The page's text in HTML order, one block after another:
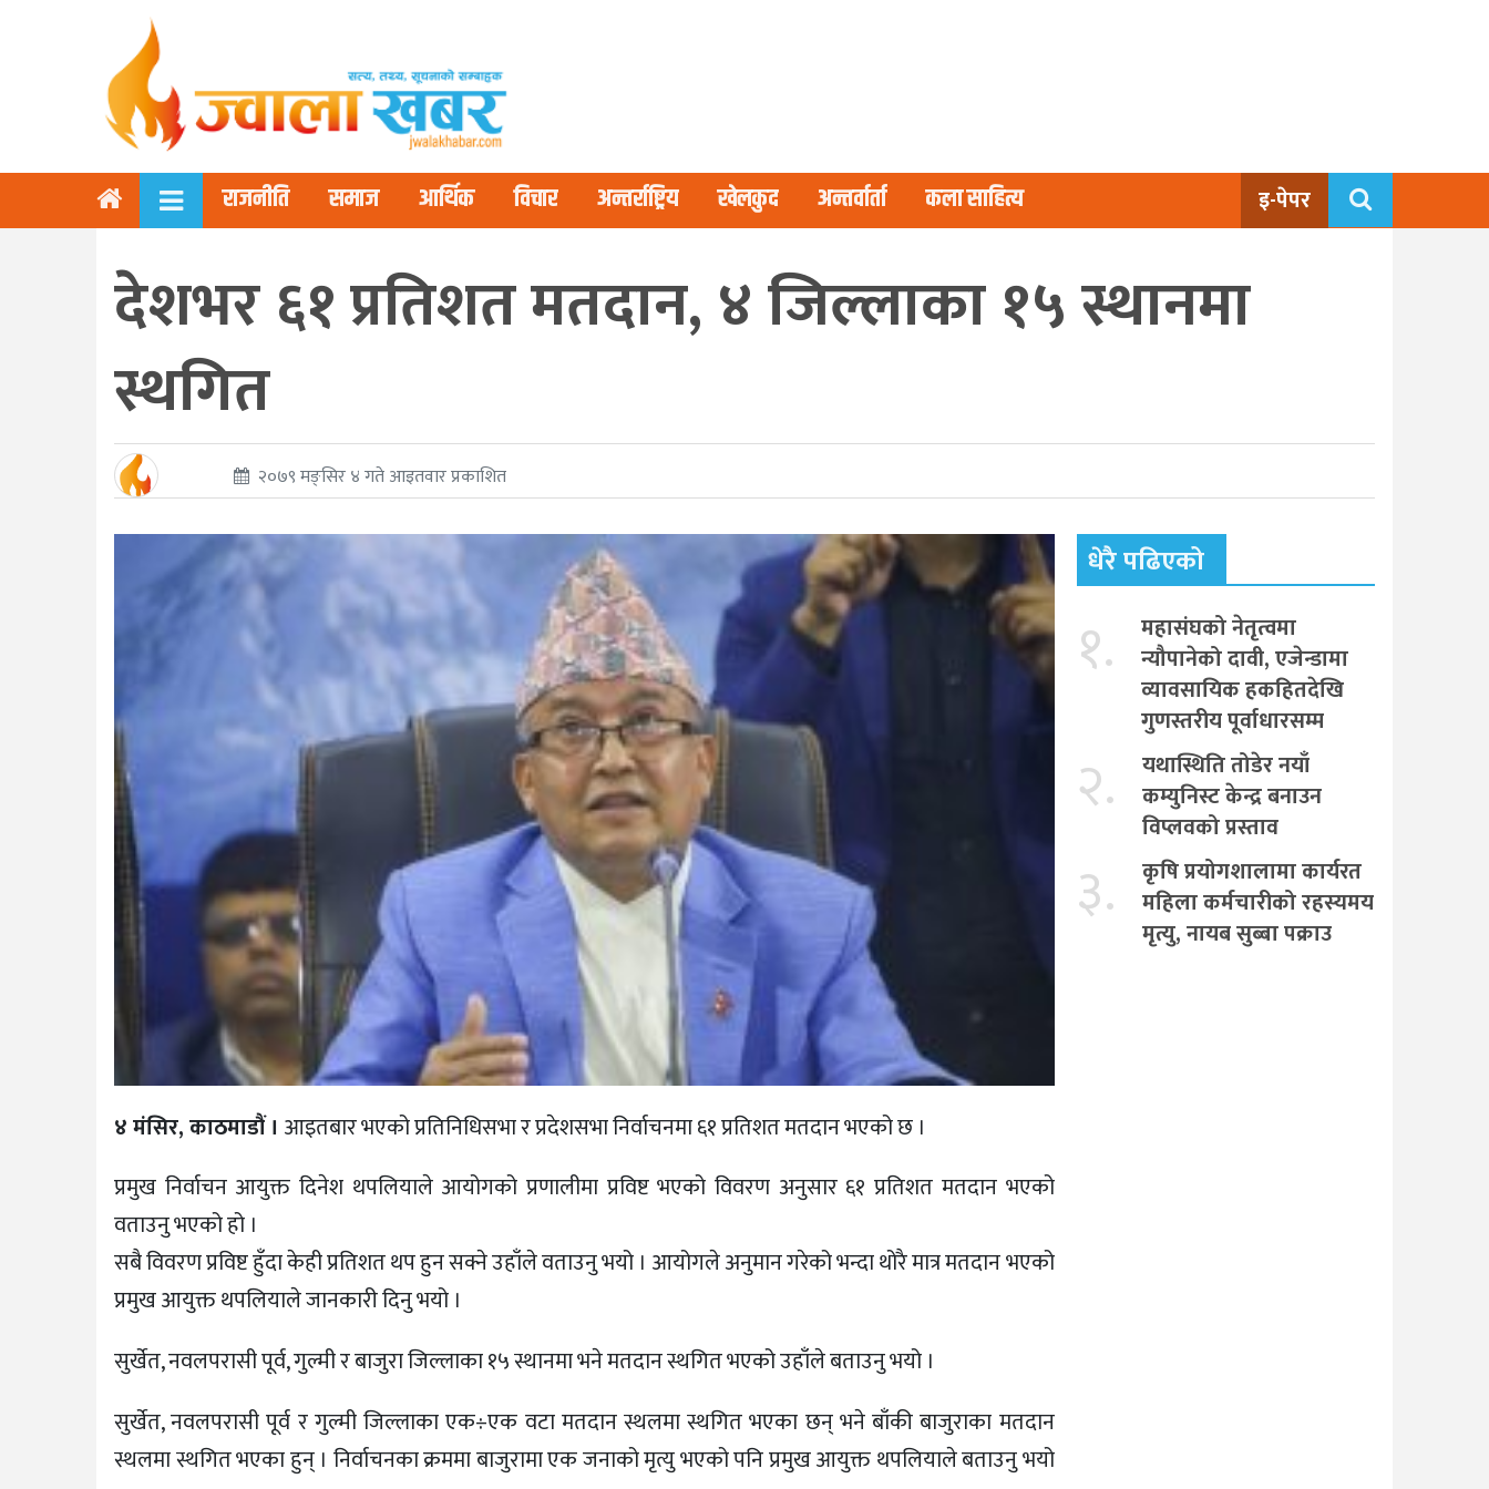
राजनीति समाज आर्थिक विचार अन्तर्राष्ट्रिय खेलकुद अन्तर्वार्ता कला साहित्य इ-पेपर
देशभर ६१ प्रतिशत मतदान, ४ जिल्लाका १५ स्थानमा
स्थगित
२०७९ मङ्सिर ४ गते आइतवार प्रकाशित
४ मंसिर, काठमाडौं । आइतबार भएको प्रतिनिधिसभा र प्रदेशसभा निर्वाचनमा ६१ प्रतिशत मतदान भएको छ ।
प्रमुख निर्वाचन आयुक्त दिनेश थपलियाले आयोगको प्रणालीमा प्रविष्ट भएको विवरण अनुसार ६१ प्रतिशत मतदान भएको
वताउनु भएको हो ।
सबै विवरण प्रविष्ट हुँदा केही प्रतिशत थप हुन सक्ने उहाँले वताउनु भयो । आयोगले अनुमान गरेको भन्दा थोरै मात्र मतदान भएको
प्रमुख आयुक्त थपलियाले जानकारी दिनु भयो ।
सुर्खेत, नवलपरासी पूर्व, गुल्मी र बाजुरा जिल्लाका १५ स्थानमा भने मतदान स्थगित भएको उहाँले बताउनु भयो ।
सुर्खेत, नवलपरासी पूर्व र गुल्मी जिल्लाका एक÷एक वटा मतदान स्थलमा स्थगित भएका छन् भने बाँकी बाजुराका मतदान
स्थलमा स्थगित भएका हुन् । निर्वाचनका क्रममा बाजुरामा एक जनाको मृत्यु भएको पनि प्रमुख आयुक्त थपलियाले बताउनु भयो
धेरै पढिएको
१.
महासंघको नेतृत्वमा
न्यौपानेको दावी, एजेन्डामा
व्यावसायिक हकहितदेखि
गुणस्तरीय पूर्वाधारसम्म
२.
यथास्थिति तोडेर नयाँ
कम्युनिस्ट केन्द्र बनाउन
विप्लवको प्रस्ताव
३.
कृषि प्रयोगशालामा कार्यरत
महिला कर्मचारीको रहस्यमय
मृत्यु, नायब सुब्बा पक्राउ